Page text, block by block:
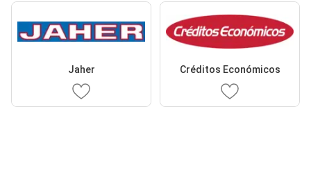
Jaher Créditos Económicos